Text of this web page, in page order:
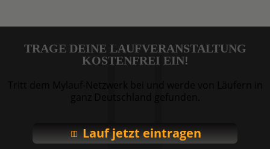
TRAGE DEINE LAUFVERANSTALTUNG
KOSTENFREI EIN!
Lauf jetzt eintragen